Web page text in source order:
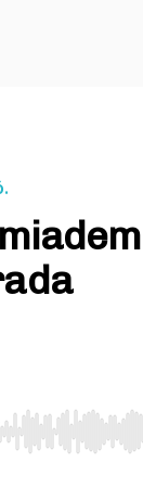
End to jump